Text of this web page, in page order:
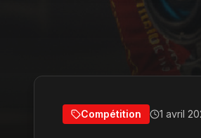
Compétition 1 avril